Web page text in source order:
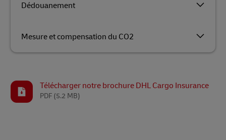
Dédouanement
Mesure et compensation du CO2
Télécharger notre brochure DHL Cargo Insurance
PDF (5.2 MB)